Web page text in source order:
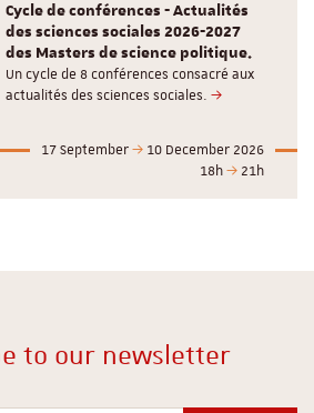
Cycle de conférences - Actualités
des sciences sociales 2026-2027
des Masters de science politique.
Un cycle de 8 conférences consacré aux
actualités des sciences sociales.
17 September
10 December 2026
18h
21h
to our newsletter